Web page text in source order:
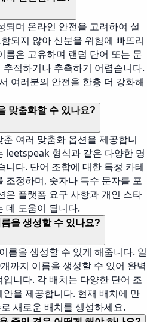
되며 온라인 안전을 고려하여 설
되지 않아 신분을 위험에 빠뜨리
름은 고유하며 랜덤 단어 또는 문
적하거나 추측하기 어렵습니다.
여러분의 안전을 한층 더 강화해
맞춤화할 수 있나요?
여러 맞춤화 옵션을 제공합니
leetspeak 형식과 같은 다양한 명
니다. 단어 조합에 대한 특정 카테
조정하며, 숫자나 특수 문자를 포
은 플랫폼 요구 사항과 개인 스타
데 도움이 됩니다.
을 생성할 수 있나요?
름을 생성할 수 있게 해줍니다. 일
까지 이름을 생성할 수 있어 완벽
니다. 각 배치는 다양한 단어 조
을 제공합니다. 현재 배치에 만
새로운 배치를 생성하세요.